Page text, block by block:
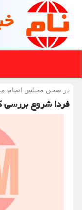
در صحن مجلس انجام
فردا شروع بررسی